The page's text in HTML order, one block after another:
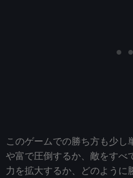
このゲームでの勝ち方も少し
や富で圧倒するか、敵をすべ
力を拡大するか、どのように